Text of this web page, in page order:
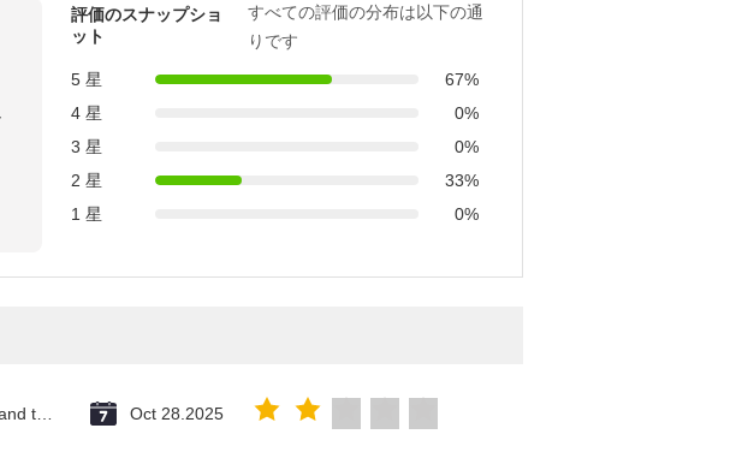
評価のスナップショ
ット
すべての評価の分布は以下の通
りです
5 星
67%
4 星
0%
3 星
0%
2 星
33%
1 星
0%
Oct 28.2025